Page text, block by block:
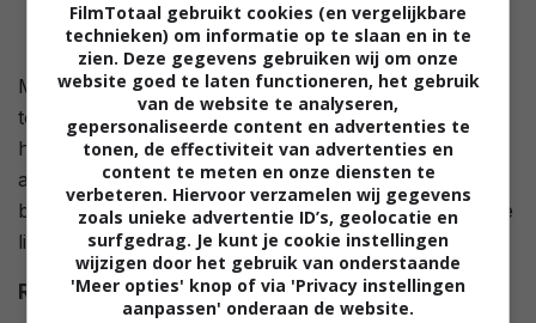
Met haar trouwdag snel naderend heeft een
toekomstige bruid twijfels over haar aanstaande
huwelijk. Op een romantisch eiland komt ze een
aantrekkelijke zielsverwant tegen en zal nu moeten
beslissen of haar "perfecte" verloofde echt haar ware
liefde is.
Regie Michael M. Scott.
FilmTotaal gebruikt cookies (en vergelijkbare
technieken) om informatie op te slaan en in te
zien. Deze gegevens gebruiken wij om onze
website goed te laten functioneren, het gebruik
van de website te analyseren,
gepersonaliseerde content en advertenties te
tonen, de effectiviteit van advertenties en
content te meten en onze diensten te
verbeteren. Hiervoor verzamelen wij gegevens
zoals unieke advertentie ID’s, geolocatie en
surfgedrag. Je kunt je cookie instellingen
wijzigen door het gebruik van onderstaande
'Meer opties' knop of via 'Privacy instellingen
aanpassen' onderaan de website.